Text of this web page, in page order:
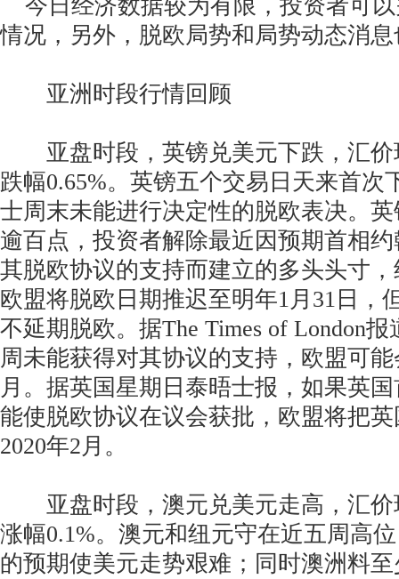
今日经济数据较为有限，投资者可
情况，另外，脱欧局势和局势动态消
亚洲时段行情回顾
亚盘时段，英镑兑美元下跌，汇价
跌幅0.65%。英镑五个交易日天来首次
士周末未能进行决定性的脱欧表决。
逾百点，投资者解除最近因预期首相
其脱欧协议的支持而建立的多头头寸
欧盟将脱欧日期推迟至明年1月31日，
不延期脱欧。据The Times of London
周未能获得对其协议的支持，欧盟可
月。据英国星期日泰晤士报，如果英
能使脱欧协议在议会获批，欧盟将把
2020年2月。
亚盘时段，澳元兑美元走高，汇价
涨幅0.1%。澳元和纽元守在近五周高
的预期使美元走势艰难；同时澳洲料